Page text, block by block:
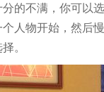
的不满，你可以
人物开始，然后
。